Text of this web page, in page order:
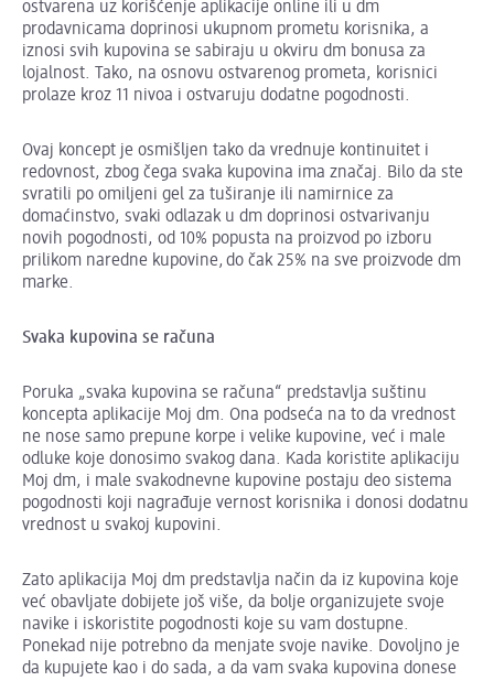
ostvarena uz korišćenje aplikacije online ili u dm
prodavnicama doprinosi ukupnom prometu korisnika, a
iznosi svih kupovina se sabiraju u okviru dm bonusa za
lojalnost. Tako, na osnovu ostvarenog prometa, korisnici
prolaze kroz 11 nivoa i ostvaruju dodatne pogodnosti.
Ovaj koncept je osmišljen tako da vrednuje kontinuitet i
redovnost, zbog čega svaka kupovina ima značaj. Bilo da ste
svratili po omiljeni gel za tuširanje ili namirnice za
domaćinstvo, svaki odlazak u dm doprinosi ostvarivanju
novih pogodnosti, od 10% popusta na proizvod po izboru
prilikom naredne kupovine, do čak 25% na sve proizvode dm
marke.
Svaka kupovina se računa
Poruka „svaka kupovina se računa“ predstavlja suštinu
koncepta aplikacije Moj dm. Ona podseća na to da vrednost
ne nose samo prepune korpe i velike kupovine, već i male
odluke koje donosimo svakog dana. Kada koristite aplikaciju
Moj dm, i male svakodnevne kupovine postaju deo sistema
pogodnosti koji nagrađuje vernost korisnika i donosi dodatnu
vrednost u svakoj kupovini.
Zato aplikacija Moj dm predstavlja način da iz kupovina koje
već obavljate dobijete još više, da bolje organizujete svoje
navike i iskoristite pogodnosti koje su vam dostupne.
Ponekad nije potrebno da menjate svoje navike. Dovoljno je
da kupujete kao i do sada, a da vam svaka kupovina donese